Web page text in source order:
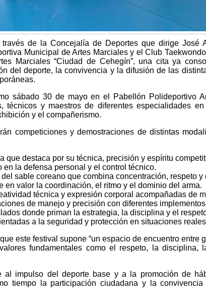
de la Concejalía de Deportes que dirige José
Municipal de Artes Marciales y el Club
Marciales “Ciudad de Cehegín”, una cita ya
del deporte, la convivencia y la difusión de las
sábado 30 de mayo en el Pabellón Polideportivo
técnicos y maestros de diferentes especialidades
y el compañerismo.
competiciones y demostraciones de distintas
que destaca por su técnica, precisión y espíritu
en la defensa personal y el control técnico.
sable coreano que combina concentración, respeto y
en valor la coordinación, el ritmo y el dominio del arma.
técnica y expresión corporal acompañadas de
de manejo y precisión con diferentes
donde priman la estrategia, la disciplina y el
a la seguridad y protección en situaciones
este festival supone “un espacio de encuentro entre
fundamentales como el respeto, la disciplina,
al impulso del deporte base y a la promoción de
tiempo la participación ciudadana y la convivencia